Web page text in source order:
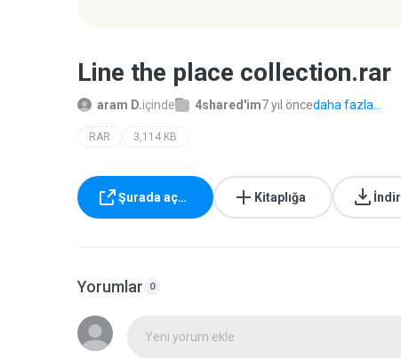
Line the place collection.rar
aram D.içinde 4shared'im7 yıl öncedaha fazla...
RAR 3,114 KB
Şurada aç… Kitaplığa İndir
Yorumlar 0
Yeni yorum ekle